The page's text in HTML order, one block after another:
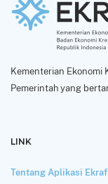
Kementerian Ekonomi
Pemerintah yang
LINK
Tentang Aplikasi